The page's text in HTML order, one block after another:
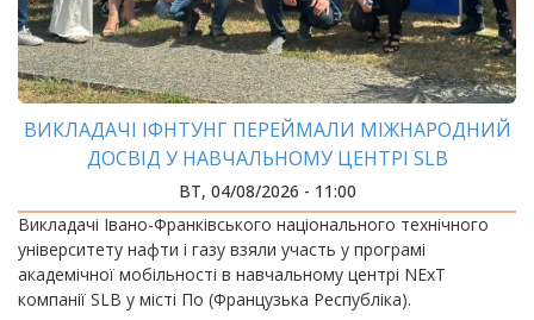
ВИКЛАДАЧІ ІФНТУНГ ПЕРЕЙМАЛИ МІЖНАРОДНИЙ
ДОСВІД У НАВЧАЛЬНОМУ ЦЕНТРІ SLB
ВТ, 04/08/2026 - 11:00
Викладачі Івано-Франківського національного технічного
університету нафти і газу взяли участь у програмі
академічної мобільності в навчальному центрі NExT
компанії SLB у місті По (Французька Республіка).